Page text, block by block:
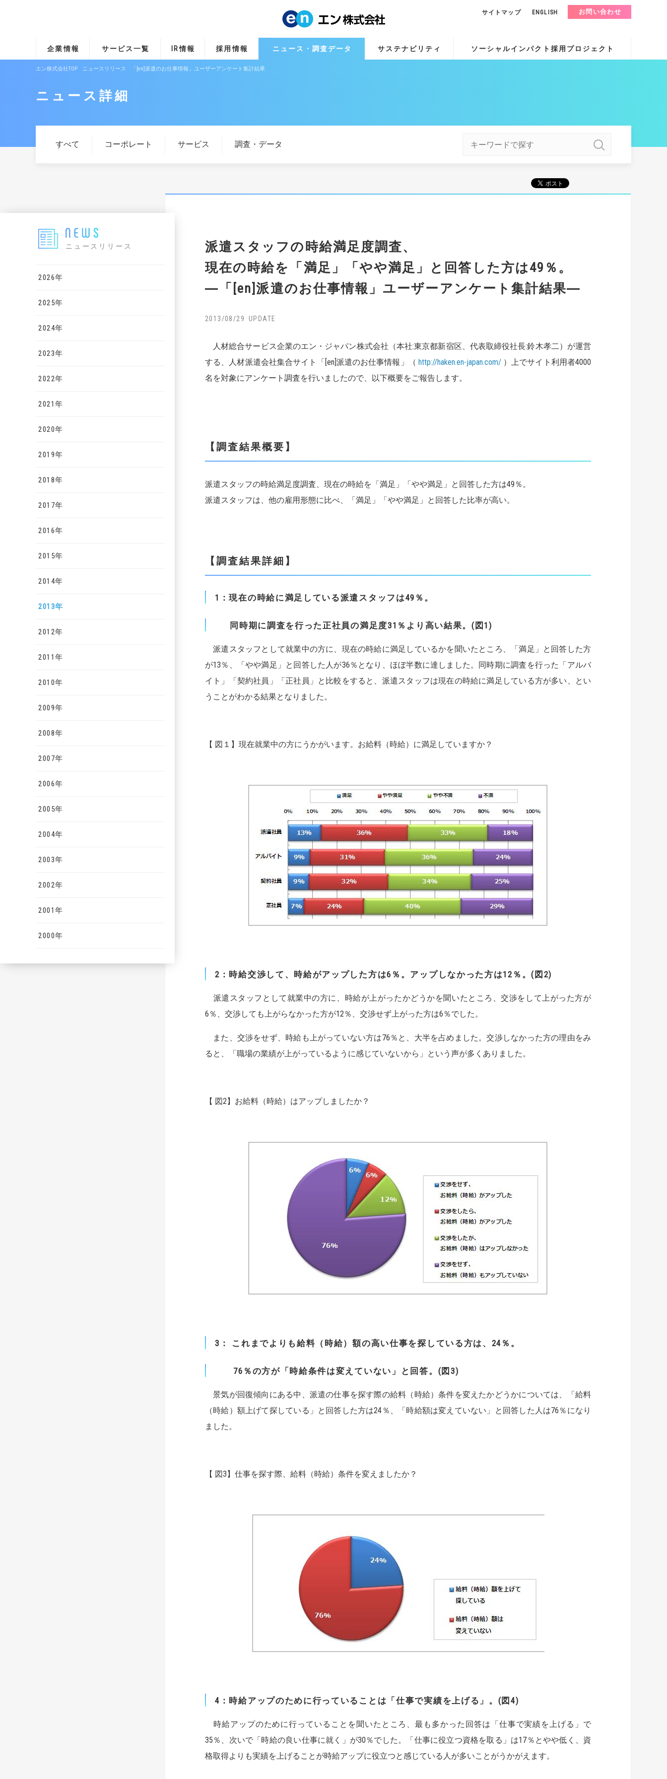
企業情報 サービス一覧 IR情報 採用情報 ニュース・調査データ サステナビリティ ソーシャルインパクト採用プロジェクト
サイトマップ ENGLISH お問い合わせ
エン株式会社TOP ニュースリリース 「[en]派遣のお仕事情報」ユーザーアンケート集計結果
ニュース詳細
すべて コーポレート サービス 調査・データ
ニュースリリース
2026年
2025年
2024年
2023年
2022年
2021年
2020年
2019年
2018年
2017年
2016年
2015年
2014年
2013年
2012年
2011年
2010年
2009年
2008年
2007年
2006年
2005年
2004年
2003年
2002年
2001年
2000年
派遣スタッフの時給満足度調査、
現在の時給を「満足」「やや満足」と回答した方は49％。
―「[en]派遣のお仕事情報」ユーザーアンケート集計結果―
2013/08/29
人材総合サービス企業のエン・ジャパン株式会社（本社:東京都新宿区、代表取締役社長:鈴木孝二）が運営
する、人材派遣会社集合サイト「[en]派遣のお仕事情報」（ http://haken.en-japan.com/ ）上でサイト利用者4000
名を対象にアンケート調査を行いましたので、以下概要をご報告します。
【調査結果概要】
派遣スタッフの時給満足度調査、現在の時給を「満足」「やや満足」と回答した方は49％。
派遣スタッフは、他の雇用形態に比べ、「満足」「やや満足」と回答した比率が高い。
【調査結果詳細】
1：現在の時給に満足している派遣スタッフは49％。
同時期に調査を行った正社員の満足度31％より高い結果。(図1)
派遣スタッフとして就業中の方に、現在の時給に満足しているかを聞いたところ、「満足」と回答した方
が13％、「やや満足」と回答した人が36％となり、ほぼ半数に達しました。同時期に調査を行った「アルバ
イト」「契約社員」「正社員」と比較をすると、派遣スタッフは現在の時給に満足している方が多い、とい
うことがわかる結果となりました。
【 図１】現在就業中の方にうかがいます。お給料（時給）に満足していますか？
2：時給交渉して、時給がアップした方は6％。アップしなかった方は12％。(図2)
派遣スタッフとして就業中の方に、時給が上がったかどうかを聞いたところ、交渉をして上がった方が
6％、交渉しても上がらなかった方が12％、交渉せず上がった方は6％でした。
また、交渉をせず、時給も上がっていない方は76％と、大半を占めました。交渉しなかった方の理由をみ
ると、「職場の業績が上がっているように感じていないから」という声が多くありました。
【 図2】お給料（時給）はアップしましたか？
3： これまでよりも給料（時給）額の高い仕事を探している方は、24％。
76％の方が「時給条件は変えていない」と回答。(図3)
景気が回復傾向にある中、派遣の仕事を探す際の給料（時給）条件を変えたかどうかについては、「給料
（時給）額上げて探している」と回答した方は24％、「時給額は変えていない」と回答した人は76％になり
ました。
【 図3】仕事を探す際、給料（時給）条件を変えましたか？
4：時給アップのために行っていることは「仕事で実績を上げる」。(図4)
時給アップのために行っていることを聞いたところ、最も多かった回答は「仕事で実績を上げる」で
35％、次いで「時給の良い仕事に就く」が30％でした。「仕事に役立つ資格を取る」は17％とやや低く、資
格取得よりも実績を上げることが時給アップに役立つと感じている人が多いことがうかがえます。